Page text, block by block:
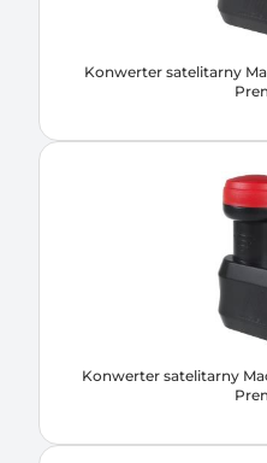
Konwerter satelitarny
Konwerter satelitarny